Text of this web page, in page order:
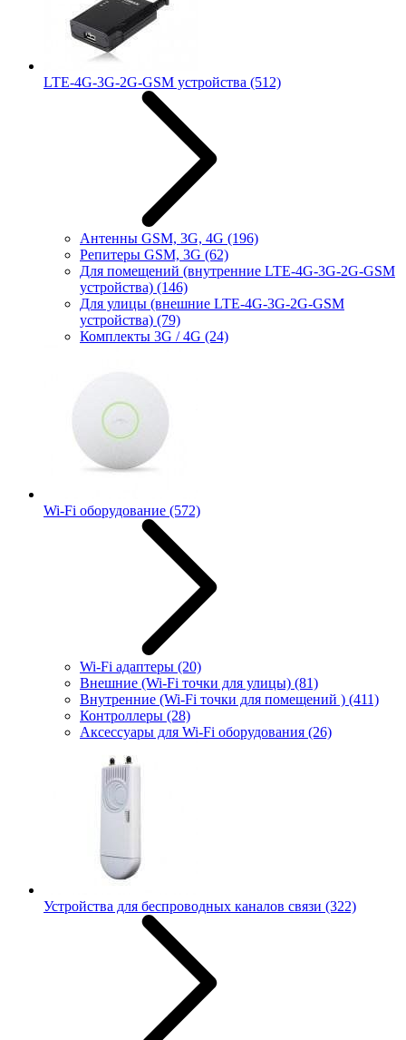
LTE-4G-3G-2G-GSM устройства (512)
Антенны GSM, 3G, 4G (196)
Репитеры GSM, 3G (62)
Для помещений (внутренние LTE-4G-3G-2G-GSM
устройства) (146)
Для улицы (внешние LTE-4G-3G-2G-GSM
устройства) (79)
Комплекты 3G / 4G (24)
Wi-Fi оборудование (572)
Wi-Fi адаптеры (20)
Внешние (Wi-Fi точки для улицы) (81)
Внутренние (Wi-Fi точки для помещений ) (411)
Контроллеры (28)
Аксессуары для Wi-Fi оборудования (26)
Устройства для беспроводных каналов связи (322)